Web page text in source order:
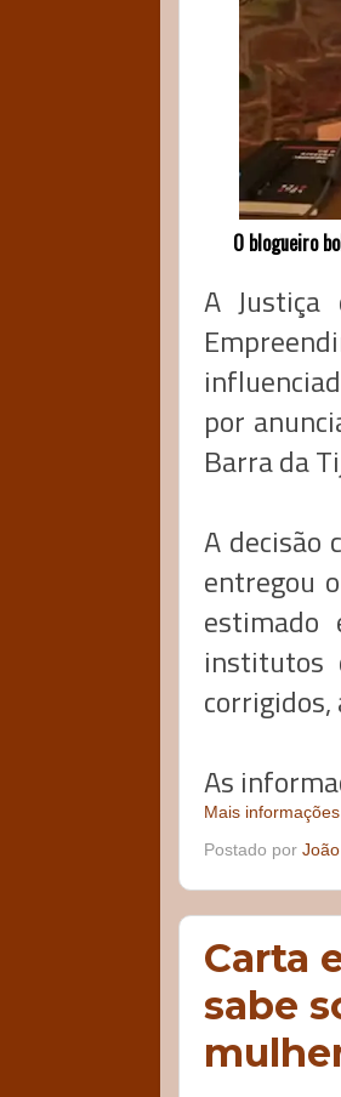
O blogueiro
A Justiça
por
Barra da
A decisão
entregou
institutos
corrigidos,
As
Mais
Postado por
Carta
sabe